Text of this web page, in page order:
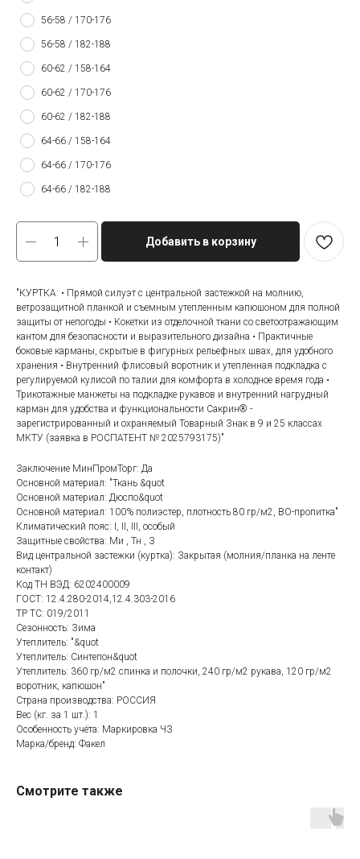
56-58 / 170-176
56-58 / 182-188
60-62 / 158-164
60-62 / 170-176
60-62 / 182-188
64-66 / 158-164
64-66 / 170-176
64-66 / 182-188
Добавить в корзину
"КУРТКА: • Прямой силуэт с центральной застежкой на молнию,
ветрозащитной планкой и съемным утепленным капюшоном для полной
защиты от непогоды • Кокетки из отделочной ткани со светоотражающим
кантом для безопасности и выразительного дизайна • Практичные
боковые карманы, скрытые в фигурных рельефных швах, для удобного
хранения • Внутренний флисовый воротник и утепленная подкладка с
регулируемой кулисой по талии для комфорта в холодное время года •
Трикотажные манжеты на подкладке рукавов и внутренний нагрудный
карман для удобства и функциональности Сакрин® -
зарегистрированный и охраняемый Товарный Знак в 9 и 25 классах
МКТУ (заявка в РОСПАТЕНТ № 2025793175)"
Заключение МинПромТорг: Да
Основной материал: "Ткань &quot
Основной материал: Дюспо&quot
Основной материал: 100% полиэстер, плотность 80 гр/м2, ВО-пропитка"
Климатический пояс: I, II, III, особый
Защитные свойства: Ми , Тн , З
Вид центральной застежки (куртка): Закрытая (молния/планка на ленте
контакт)
Код ТН ВЭД: 6202400009
ГОСТ: 12.4.280-2014,12.4.303-2016
ТР ТС: 019/2011
Сезонность: Зима
Утеплитель: "&quot
Утеплитель: Синтепон&quot
Утеплитель: 360 гр/м2 спинка и полочки, 240 гр/м2 рукава, 120 гр/м2
воротник, капюшон"
Страна производства: РОССИЯ
Вес (кг. за 1 шт.): 1
Особенность учёта: Маркировка ЧЗ
Марка/бренд: Факел
Смотрите также
Категории товаров
Спецодежда
Защита рук
Оплата